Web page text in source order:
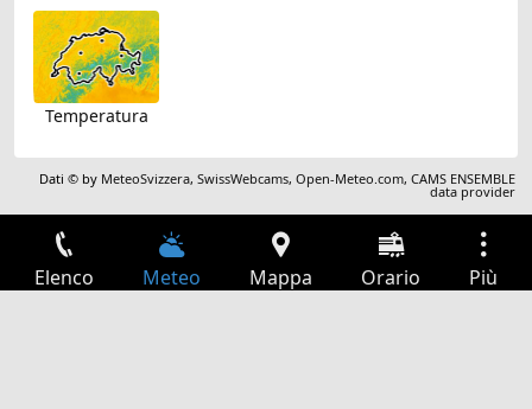
Temperatura
Dati © by MeteoSvizzera,SwissWebcams,Open-Meteo.com,CAMS ENSEMBLE
data provider
Elenco Meteo Mappa Orario Più